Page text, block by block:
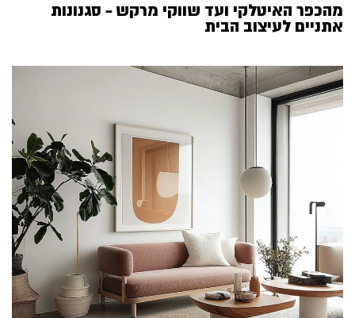
מהכפר האיטלקי ועד שווקי מרקש – סגנונות
אתניים לעיצוב הבית